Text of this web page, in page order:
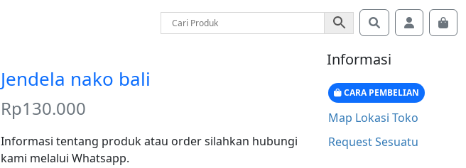
SearchAccount
Jendela nako bali
Rp130.000
Informasi tentang produk atau order silahkan hubungi
kami melalui Whatsapp.
Informasi
CARA PEMBELIAN
Map Lokasi Toko
Request Sesuatu